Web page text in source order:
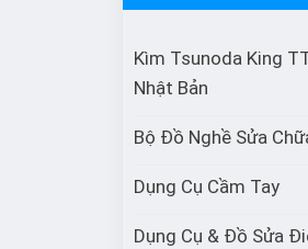
Kìm Tsunoda King
Nhật Bản
Bộ Đồ Nghề Sửa
Dụng Cụ Cầm Tay
Dụng Cụ & Đồ Sửa